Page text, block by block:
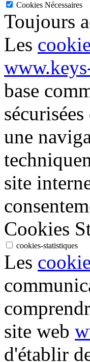
Cookies Nécessaires
Toujours
Les
base
une
site
Cookies
cookies-statistiques
Les
site web
d'établir